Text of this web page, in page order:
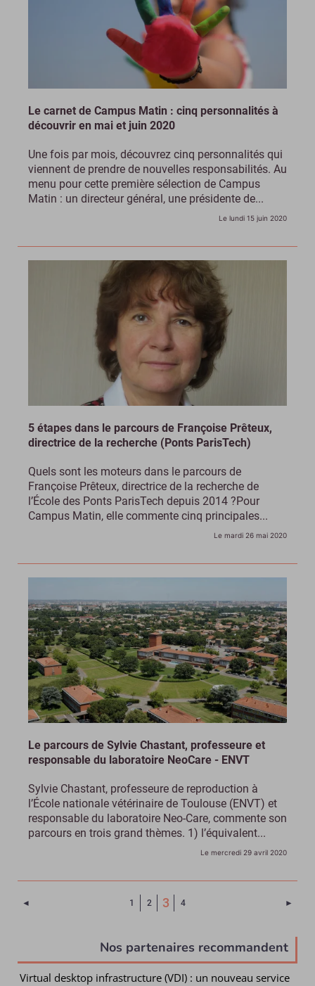
Le carnet de Campus Matin : cinq personnalités à
découvrir en mai et juin 2020
Une fois par mois, découvrez cinq personnalités qui
viennent de prendre de nouvelles responsabilités. Au
menu pour cette première sélection de Campus
Matin : un directeur général, une présidente de...
Le lundi 15 juin 2020
5 étapes dans le parcours de Françoise Prêteux,
directrice de la recherche (Ponts ParisTech)
Quels sont les moteurs dans le parcours de
Françoise Prêteux, directrice de la recherche de
l’École des Ponts ParisTech depuis 2014 ?Pour
Campus Matin, elle commente cinq principales...
Le mardi 26 mai 2020
Le parcours de Sylvie Chastant, professeure et
responsable du laboratoire NeoCare - ENVT
Sylvie Chastant, professeure de reproduction à
l’École nationale vétérinaire de Toulouse (ENVT) et
responsable du laboratoire Neo-Care, commente son
parcours en trois grand thèmes. 1) l’équivalent...
Le mercredi 29 avril 2020
◄ 1 2 3 (Page courante)
4 ►
Nos partenaires recommandent
Virtual desktop infrastructure (VDI) : un nouveau service